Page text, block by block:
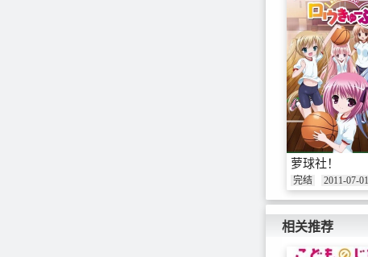
萝球社！
完结 2011-07-01
相关推荐